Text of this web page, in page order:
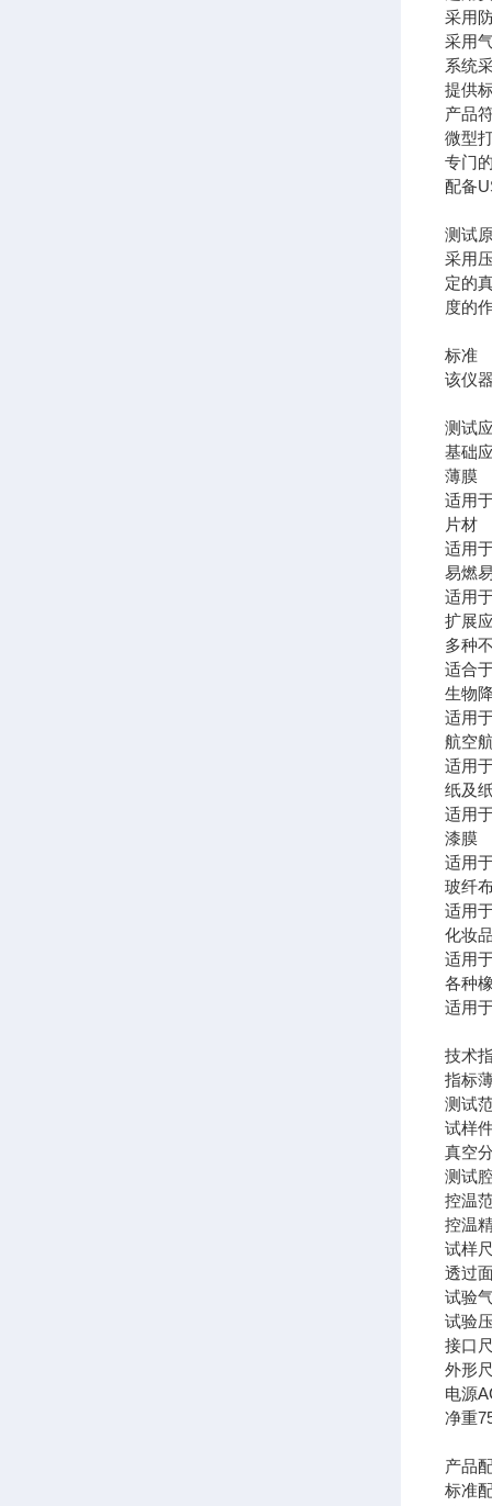
采用
采用
系统
提供
产品
微型
专门
配备
测试
采用
定的
度的
标准
该仪
测试
基础
薄膜
适用
片材
适用
易燃
适用
扩展
多种
适合
生物
适用
航空
适用
纸及
适用
漆膜
适用
玻纤
适用
化妆
适用
各种
适用
技术
指标
测试
试样
真空
测试
控温
控温
试样
透过
试验
试验
接口
外形
电源
净重
产品
标准